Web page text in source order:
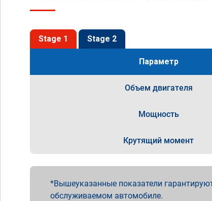
Stage 1 Stage 2
Параметр
Объем двигателя
Мощность
Крутящий момент
Вышеуказанные показатели
обслуживаемом автомобиле.